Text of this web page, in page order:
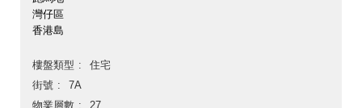
灣仔區
香港島
樓盤類型
住宅
街號
7A
物業層數
27